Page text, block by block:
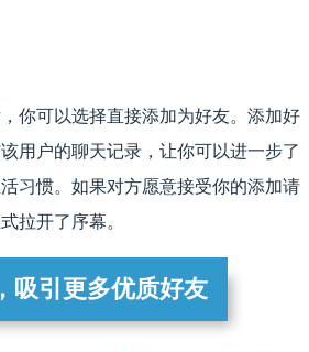
你可以选择直接添加为好友。添加好
用户的聊天记录，让你可以进一步了
习惯。如果对方愿意接受你的添加请
拉开了序幕。
吸引更多优质好友